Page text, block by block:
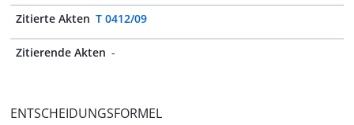
Zitierte Akten T 0412/09
Zitierende Akten -
ENTSCHEIDUNGSFORMEL